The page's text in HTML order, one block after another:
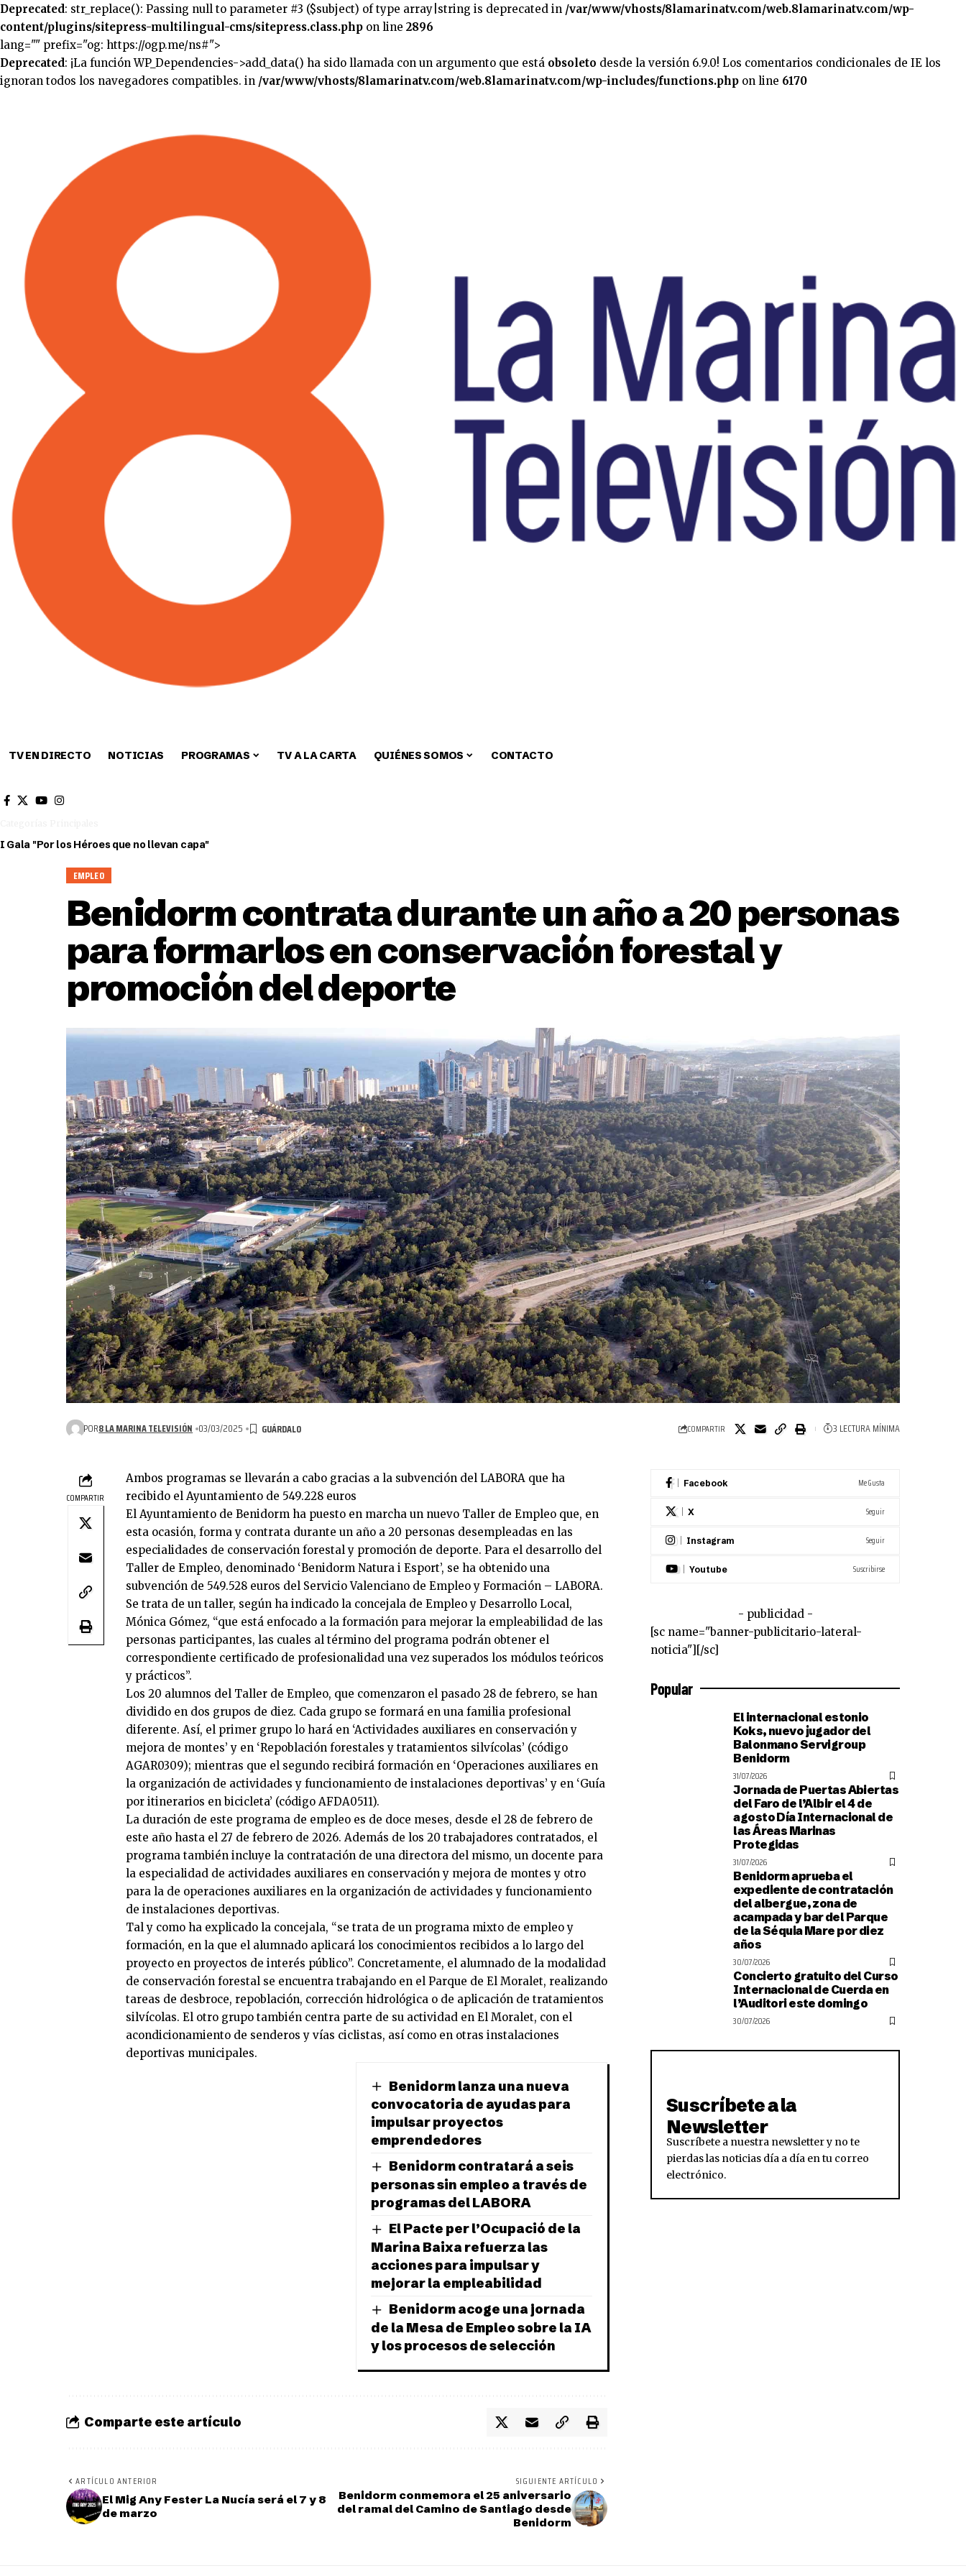
Deprecated: str_replace(): Passing null to parameter #3 ($subject) of type array|string is deprecated in /var/www/vhosts/8lamarinatv.com/web.8lamarinatv.com/wp-
content/plugins/sitepress-multilingual-cms/sitepress.class.php on line 2896
lang="" prefix="og: https://ogp.me/ns#">
Deprecated: ¡La función WP_Dependencies->add_data() ha sido llamada con un argumento que está obsoleto desde la versión 6.9.0! Los comentarios condicionales de IE los
ignoran todos los navegadores compatibles. in /var/www/vhosts/8lamarinatv.com/web.8lamarinatv.com/wp-includes/functions.php on line 6170
TV EN DIRECTO NOTICIAS PROGRAMAS TV A LA CARTA QUIÉNES SOMOS CONTACTO
I Gala "Por los Héroes que no llevan capa"
EMPLEO
Benidorm contrata durante un año a 20 personas
para formarlos en conservación forestal y
promoción del deporte
POR8 LA MARINA TELEVISIÓN 03/03/2025 COMPARTIR 3 LECTURA MÍNIMA
COMPARTIR
Ambos programas se llevarán a cabo gracias a la subvención del LABORA que ha
recibido el Ayuntamiento de 549.228 euros
El Ayuntamiento de Benidorm ha puesto en marcha un nuevo Taller de Empleo que, en
esta ocasión, forma y contrata durante un año a 20 personas desempleadas en las
especialidades de conservación forestal y promoción de deporte. Para el desarrollo del
Taller de Empleo, denominado ‘Benidorm Natura i Esport’, se ha obtenido una
subvención de 549.528 euros del Servicio Valenciano de Empleo y Formación – LABORA.
Se trata de un taller, según ha indicado la concejala de Empleo y Desarrollo Local,
Mónica Gómez, “que está enfocado a la formación para mejorar la empleabilidad de las
personas participantes, las cuales al término del programa podrán obtener el
correspondiente certificado de profesionalidad una vez superados los módulos teóricos
y prácticos”.
Los 20 alumnos del Taller de Empleo, que comenzaron el pasado 28 de febrero, se han
dividido en dos grupos de diez. Cada grupo se formará en una familia profesional
diferente. Así, el primer grupo lo hará en ‘Actividades auxiliares en conservación y
mejora de montes’ y en ‘Repoblación forestales y tratamientos silvícolas’ (código
AGAR0309); mientras que el segundo recibirá formación en ‘Operaciones auxiliares en
la organización de actividades y funcionamiento de instalaciones deportivas’ y en ‘Guía
por itinerarios en bicicleta’ (código AFDA0511).
La duración de este programa de empleo es de doce meses, desde el 28 de febrero de
este año hasta el 27 de febrero de 2026. Además de los 20 trabajadores contratados, el
programa también incluye la contratación de una directora del mismo, un docente para
la especialidad de actividades auxiliares en conservación y mejora de montes y otro
para la de operaciones auxiliares en la organización de actividades y funcionamiento
de instalaciones deportivas.
Tal y como ha explicado la concejala, “se trata de un programa mixto de empleo y
formación, en la que el alumnado aplicará los conocimientos recibidos a lo largo del
proyecto en proyectos de interés público”. Concretamente, el alumnado de la modalidad
de conservación forestal se encuentra trabajando en el Parque de El Moralet, realizando
tareas de desbroce, repoblación, corrección hidrológica o de aplicación de tratamientos
silvícolas. El otro grupo también centra parte de su actividad en El Moralet, con el
acondicionamiento de senderos y vías ciclistas, así como en otras instalaciones
deportivas municipales.
Benidorm lanza una nueva
convocatoria de ayudas para
impulsar proyectos
emprendedores
Benidorm contratará a seis
personas sin empleo a través de
programas del LABORA
El Pacte per l’Ocupació de la
Marina Baixa refuerza las
acciones para impulsar y
mejorar la empleabilidad
Benidorm acoge una jornada
de la Mesa de Empleo sobre la IA
y los procesos de selección
Comparte este artículo
ARTÍCULO ANTERIOR
El Mig Any Fester La Nucía será el 7 y 8
de marzo
SIGUIENTE ARTÍCULO
Benidorm conmemora el 25 aniversario
del ramal del Camino de Santiago desde
Benidorm
Facebook Me Gusta
X Seguir
Instagram Seguir
Youtube Suscribirse
- publicidad -
[sc name="banner-publicitario-lateral-
noticia"][/sc]
Popular
El internacional estonio
Koks, nuevo jugador del
Balonmano Servigroup
Benidorm
31/07/2026
Jornada de Puertas Abiertas
del Faro de l’Albir el 4 de
agosto Día Internacional de
las Áreas Marinas
Protegidas
31/07/2026
Benidorm aprueba el
expediente de contratación
del albergue, zona de
acampada y bar del Parque
de la Séquia Mare por diez
años
30/07/2026
Concierto gratuito del Curso
Internacional de Cuerda en
l’Auditori este domingo
30/07/2026
Suscríbete a la
Newsletter
Suscríbete a nuestra newsletter y no te
pierdas las noticias día a día en tu correo
electrónico.